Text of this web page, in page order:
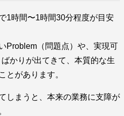
1時間〜1時間30分程度が目安
Problem（問題点）や、実現可
かりが出てきて、本質的な生
とがあります。
しまうと、本来の業務に支障が